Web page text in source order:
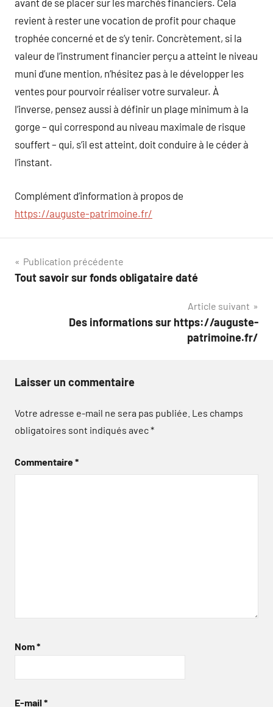
avant de se placer sur les marchés financiers. Cela
revient à rester une vocation de profit pour chaque
trophée concerné et de s’y tenir. Concrètement, si la
valeur de l’instrument financier perçu a atteint le niveau
muni d’une mention, n’hésitez pas à le développer les
ventes pour pourvoir réaliser votre survaleur. À
l’inverse, pensez aussi à définir un plage minimum à la
gorge – qui correspond au niveau maximale de risque
souffert – qui, s’il est atteint, doit conduire à le céder à
l’instant.
Complément d’information à propos de
https://auguste-patrimoine.fr/
Navigation
de
Publication précédente
Tout savoir sur fonds obligataire daté
Article suivant
Des informations sur https://auguste-
patrimoine.fr/
Laisser un commentaire
Votre adresse e-mail ne sera pas publiée. Les champs
obligatoires sont indiqués avec*
Commentaire*
Nom*
E-mail *